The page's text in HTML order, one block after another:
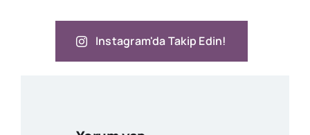
Instagram'da Takip Edin!